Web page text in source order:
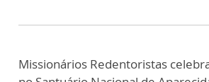
Missionários Redentoristas